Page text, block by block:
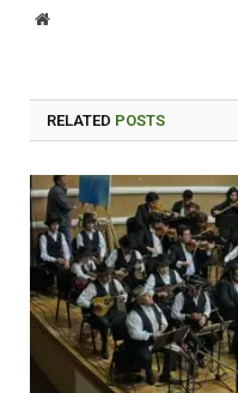
Website
RELATED POSTS